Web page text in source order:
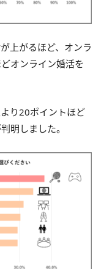
上がるほど、オンラ
オンライン婚活を
り20ポイントほど
明しました。